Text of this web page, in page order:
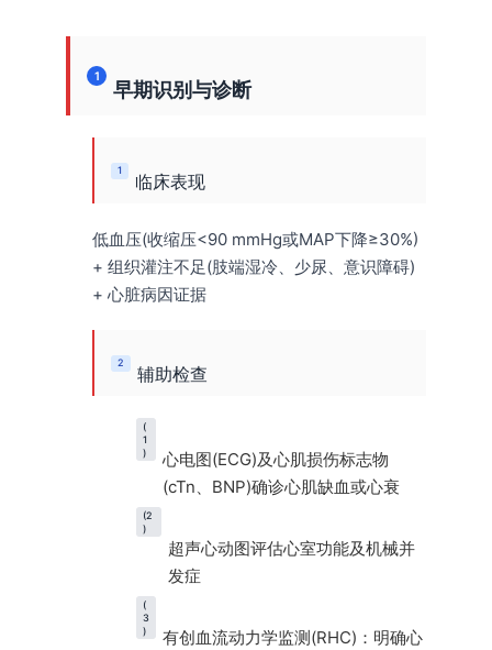
1
早期识别与诊断
1
临床表现
低血压(收缩压<90 mmHg或MAP下降≥30%)
+ 组织灌注不足(肢端湿冷、少尿、意识障碍)
+ 心脏病因证据
2
辅助检查
(
1
)
心电图(ECG)及心肌损伤标志物
(cTn、BNP)确诊心肌缺血或心衰
(2
)
超声心动图评估心室功能及机械并
发症
(
3
)
有创血流动力学监测(RHC)：明确心